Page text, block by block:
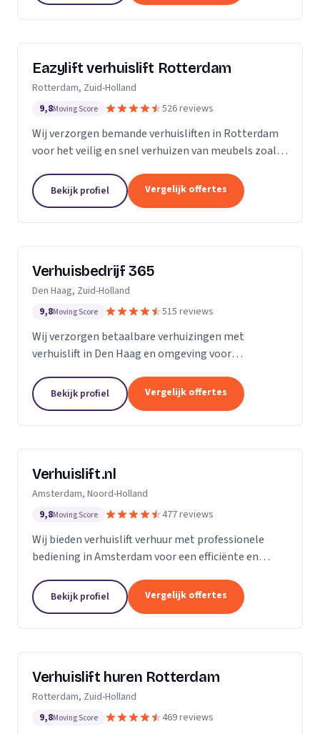
Eazylift verhuislift Rotterdam
Rotterdam, Zuid-Holland
9,8Moving Score 526 reviews
Wij verzorgen bemande verhuisliften in Rotterdam
voor het veilig en snel verhuizen van meubels zoals
Bekijk profiel Vergelijk offertes
Verhuisbedrijf 365
Den Haag, Zuid-Holland
9,8Moving Score 515 reviews
Wij verzorgen betaalbare verhuizingen met
verhuislift in Den Haag en omgeving voor
Bekijk profiel Vergelijk offertes
Verhuislift.nl
Amsterdam, Noord-Holland
9,8Moving Score 477 reviews
Wij bieden verhuislift verhuur met professionele
bediening in Amsterdam voor een efficiënte en
Bekijk profiel Vergelijk offertes
Verhuislift huren Rotterdam
Rotterdam, Zuid-Holland
9,8Moving Score 469 reviews